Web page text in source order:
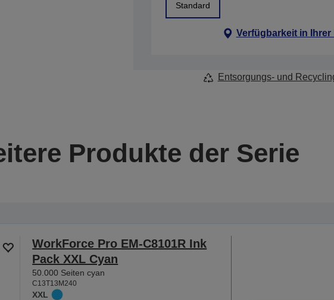
Standard
Verfügbarkeit in Ihrer
Entsorgungs- und
Produkte der Serie
WorkForce Pro EM-C8101R Ink
Pack XXL Cyan
50.000 Seiten cyan
C13T13M240
XXL